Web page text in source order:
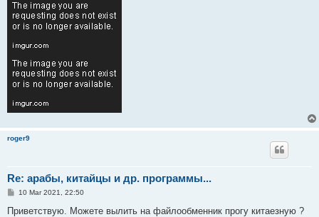
roger9
Re: арабы, китайцы и др. программы...
P
s
10 Mar 2021, 22:50
Приветствую. Можете вылить на файлообменник прогу китаезную ?